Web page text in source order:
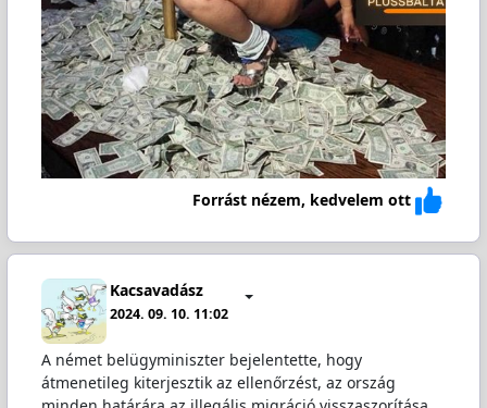
Forrást nézem, kedvelem ott
Kacsavadász
2024. 09. 10. 11:02
A német belügyminiszter bejelentette, hogy
átmenetileg kiterjesztik az ellenőrzést, az ország